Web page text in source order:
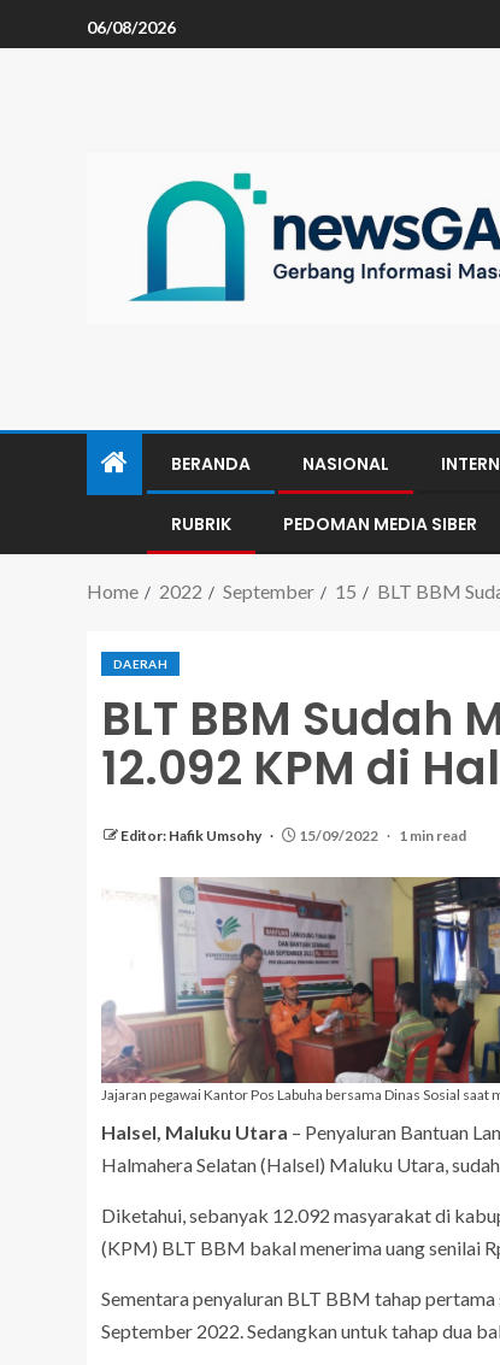
06/08/2026
BERANDA NASIONAL
RUBRIK PEDOMAN MEDIA SIBER
Home 2022 September 15 BLT BBM
DAERAH
BLT BBM Sudah
12.092 KPM di
Editor: Hafik Umsohy 15/09/2022 1 min read
Jajaran pegawai Kantor Pos Labuha bersama Dinas Sosial
Halsel, Maluku Utara – Penyaluran Bantuan
Halmahera Selatan (Halsel) Maluku Utara,
Diketahui, sebanyak 12.092 masyarakat di
(KPM) BLT BBM bakal menerima uang senilai
Sementara penyaluran BLT BBM tahap
September 2022. Sedangkan untuk tahap dua